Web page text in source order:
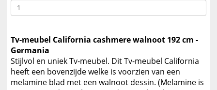
Tv-meubel California cashmere walnoot 192 cm -
Germania
Stijlvol en uniek Tv-meubel. Dit Tv-meubel California
heeft een bovenzijde welke is voorzien van een
melamine blad met een walnoot dessin. (Melamine is